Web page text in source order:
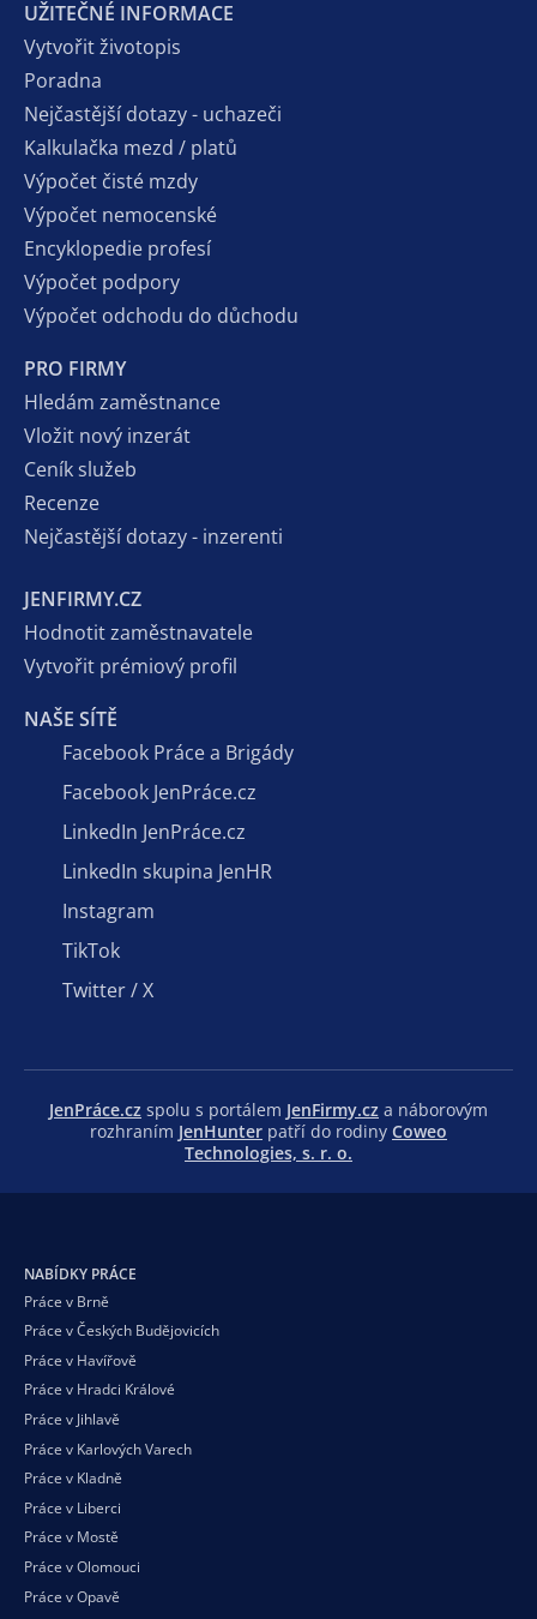
UŽITEČNÉ INFORMACE
Vytvořit životopis
Poradna
Nejčastější dotazy - uchazeči
Kalkulačka mezd / platů
Výpočet čisté mzdy
Výpočet nemocenské
Encyklopedie profesí
Výpočet podpory
Výpočet odchodu do důchodu
PRO FIRMY
Hledám zaměstnance
Vložit nový inzerát
Ceník služeb
Recenze
Nejčastější dotazy - inzerenti
JENFIRMY.CZ
Hodnotit zaměstnavatele
Vytvořit prémiový profil
NAŠE SÍTĚ
Facebook Práce a Brigády
Facebook JenPráce.cz
LinkedIn JenPráce.cz
LinkedIn skupina JenHR
Instagram
TikTok
Twitter / X
JenPráce.cz spolu s portálem JenFirmy.cz a náborovým
rozhraním JenHunter patří do rodiny Coweo
Technologies, s. r. o.
NABÍDKY PRÁCE
Práce v Brně
Práce v Českých Budějovicích
Práce v Havířově
Práce v Hradci Králové
Práce v Jihlavě
Práce v Karlových Varech
Práce v Kladně
Práce v Liberci
Práce v Mostě
Práce v Olomouci
Práce v Opavě